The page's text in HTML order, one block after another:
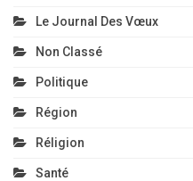
Le Journal Des Vœux
Non Classé
Politique
Région
Réligion
Santé